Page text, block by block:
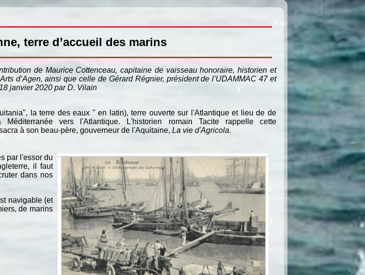
terre d’accueil des marins
de Maurice Cottenceau, capitaine de vaisseau honoraire, historien et
d’Agen, ainsi que celle de Gérard Régnier, président de l’UDAMMAC 47 et
janvier 2020 par D. Vilain
la terre des eaux " en latin), terre ouverte sur l'Atlantique et lieu de de
vers l'Atlantique. L'historien romain Tacite rappelle cette
à son beau-père, gouverneur de l'Aquitaine, La vie d'Agricola.
par l'essor du
il faut
dans nos
navigable (et
de marins